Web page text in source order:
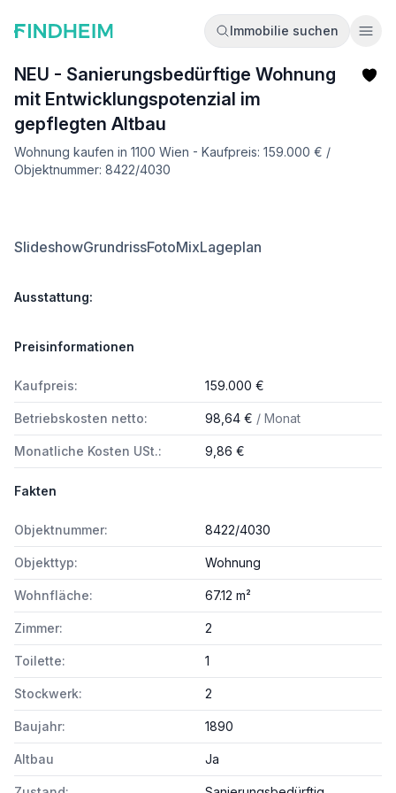
Immobilie suchen
NEU - Sanierungsbedürftige Wohnung
mit Entwicklungspotenzial im
gepflegten Altbau
Wohnung kaufen in 1100 Wien - Kaufpreis: 159.000 € /
Objektnummer: 8422/4030
SlideshowGrundrissFotoMixLageplan
Ausstattung:
Preisinformationen
Kaufpreis: 159.000 €
Betriebskosten netto: 98,64 € / Monat
Monatliche Kosten USt.: 9,86 €
Fakten
Objektnummer: 8422/4030
Objekttyp: Wohnung
Wohnfläche: 67.12 m²
Zimmer: 2
Toilette: 1
Stockwerk: 2
Baujahr: 1890
Altbau Ja